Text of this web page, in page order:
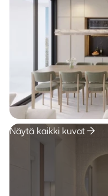
Näytä kaikki kuvat